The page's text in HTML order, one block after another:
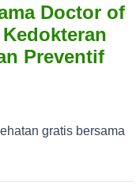
Doctor of
Preventif
gratis bersama